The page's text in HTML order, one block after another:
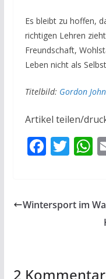
Es bleibt zu hoffen,
richtigen Lehren
Freundschaft,
Leben nicht als
Titelbild: Gordon
Artikel teilen/
F
b
T
er s
Wintersport im
2